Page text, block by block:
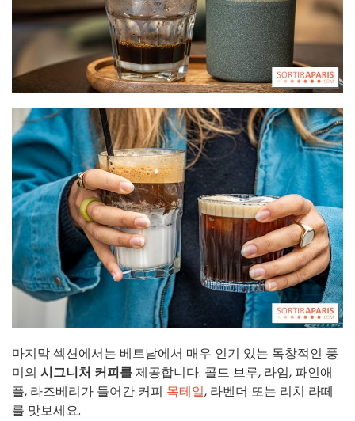
마지막 섹션에서는 베트남에서 매우 인기 있는 독창적인 풍
미의 시그니처 커피를제공합니다. 콜드 브루, 라임, 파인애
플, 라즈베리가 들어간 커피 목테일, 라벤더 또는 리치 라떼
를 맛보세요.